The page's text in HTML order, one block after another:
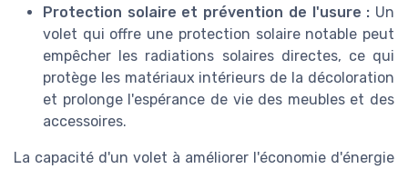
Protection solaire et prévention de l'usure : Un
volet qui offre une protection solaire notable peut
empêcher les radiations solaires directes, ce qui
protège les matériaux intérieurs de la décoloration
et prolonge l'espérance de vie des meubles et des
accessoires.
La capacité d'un volet à améliorer l'économie d'énergie